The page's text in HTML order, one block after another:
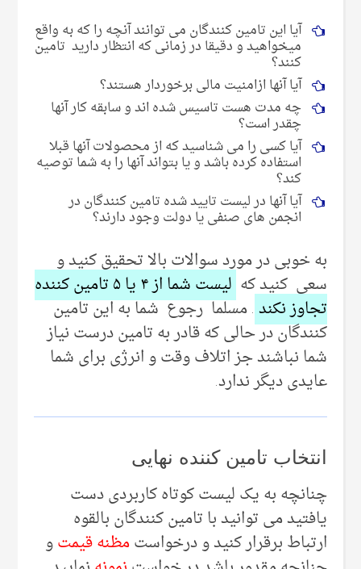
آیا این تامین کنندگان می توانند آنچه را که به واقع
میخواهید و دقیقا در زمانی که انتظار دارید تامین
کنند؟
آیا آنها ازامنیت مالی برخوردار هستند؟
چه مدت هست تاسیس شده اند و سابقه کار آنها
چقدر است؟
آیا کسی را می شناسید که از محصولات آنها قبلا
استفاده کرده باشد و یا بتواند آنها را به شما توصیه
کند؟
آیا آنها در لیست تایید شده تامین کنندگان در
انجمن های صنفی یا دولت وجود دارند؟
به خوبی در مورد سوالات بالا تحقیق کنید و
سعی کنید که
لیست شما از ۴ یا ۵ تامین کننده
تجاوز نکند. مسلما رجوع شما به این تامین
کنندگان در حالی که قادر به تامین درست نیاز
شما نباشند جز اتلاف وقت و انرژی برای شما
عایدی دیگر ندارد.
انتخاب تامین کننده نهایی
چنانچه به یک لیست کوتاه کاربردی دست
یافتید می توانید با تامین کنندگان بالقوه
ارتباط برقرار کنید و درخواستمظنه قیمتو